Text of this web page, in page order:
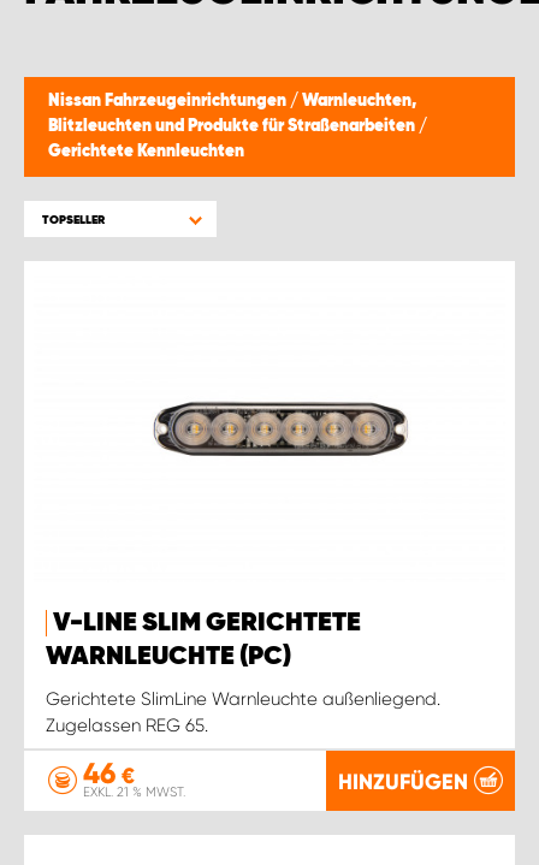
Nissan Fahrzeugeinrichtungen / Warnleuchten,
Blitzleuchten und Produkte für Straßenarbeiten /
Gerichtete Kennleuchten
TOPSELLER
V-LINE SLIM GERICHTETE
WARNLEUCHTE (PC)
Gerichtete SlimLine Warnleuchte außenliegend.
Zugelassen REG 65.
46 €
EXKL. 21 % MWST. HINZUFÜGEN
WORK SYSTEM LIMBURG-KEMPEN
WORK SYSTEM NAMEN